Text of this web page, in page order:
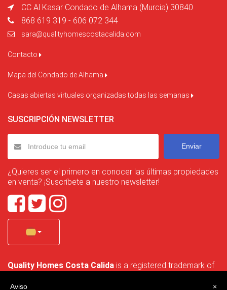
CC Al Kasar Condado de Alhama (Murcia) 30840
868 619 319 - 606 072 344
sara@qualityhomescostacalida.com
Contacto
Mapa del Condado de Alhama
Casas abiertas virtuales organizadas todas las semanas
SUSCRIPCIÓN NEWSLETTER
Enviar
¿Quieres ser el primero en conocer las últimas propiedades
en venta? ¡Suscríbete a nuestro newsletter!
Quality Homes Costa Calida is a registered trademark of
no. B-30750053 and address: Bella Luz 07-05, 30389 La
×
Aviso